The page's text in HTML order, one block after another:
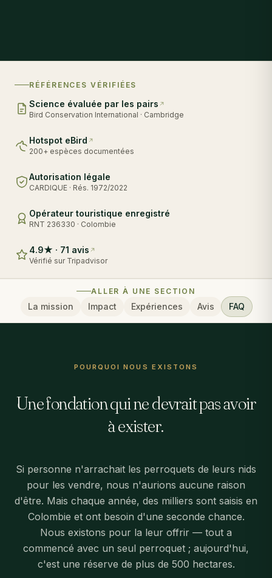
RÉFÉRENCES VÉRIFIÉES
Science évaluée par les pairs
Bird Conservation International · Cambridge
Hotspot eBird
200+ espèces documentées
Autorisation légale
CARDIQUE · Rés. 1972/2022
Opérateur touristique enregistré
RNT 236330 · Colombie
4.9★ · 71 avis
Vérifié sur Tripadvisor
ALLER À UNE SECTION
La mission Impact Expériences Avis FAQ
POURQUOI NOUS EXISTONS
Une fondation qui ne devrait pas avoir
à exister.
Si personne n'arrachait les perroquets de leurs nids
pour les vendre, nous n'aurions aucune raison
d'être. Mais chaque année, des milliers sont saisis en
Colombie et ont besoin d'une seconde chance.
Nous existons pour la leur offrir — tout a
commencé avec un seul perroquet ; aujourd'hui,
c'est une réserve de plus de 500 hectares.